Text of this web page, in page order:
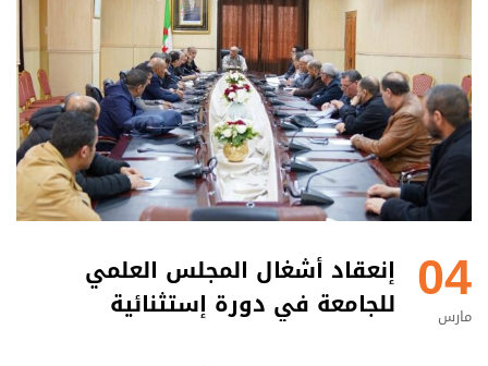
04
مارس
إنعقاد أشغال المجلس العلمي
للجامعة في دورة إستثنائية